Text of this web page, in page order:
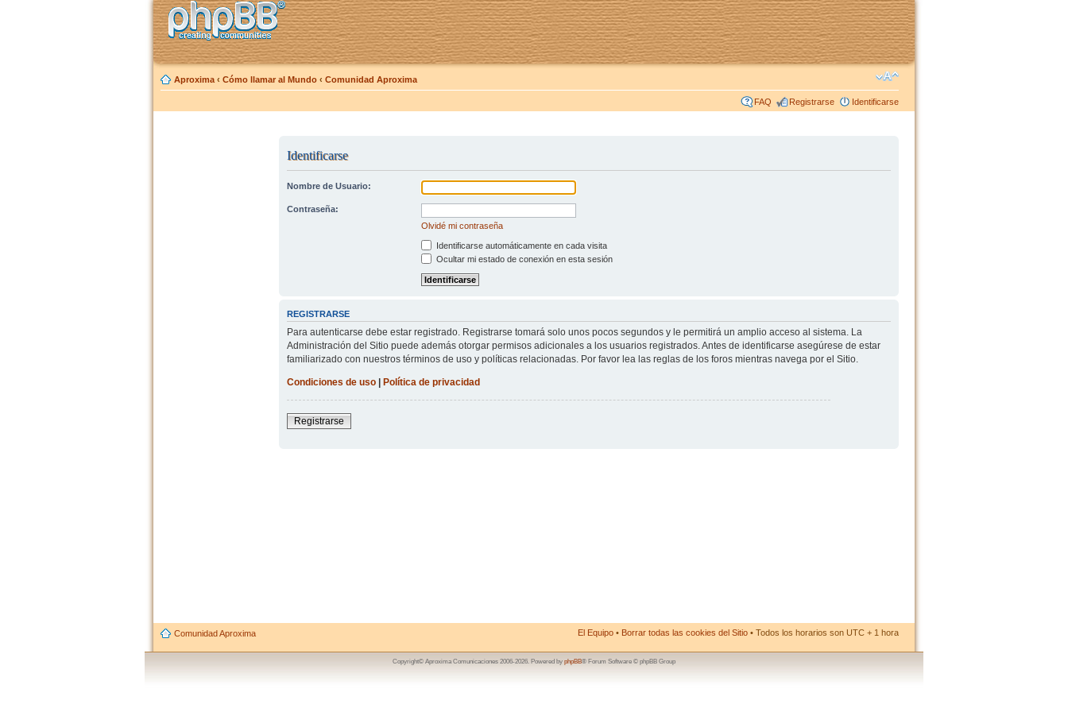
Aproxima ‹ Cómo llamar al Mundo ‹ Comunidad Aproxima
FAQ Registrarse Identificarse
Identificarse
Nombre de Usuario:
Contraseña:
Olvidé mi contraseña
Identificarse automáticamente en cada visita
Ocultar mi estado de conexión en esta sesión
REGISTRARSE
Para autenticarse debe estar registrado. Registrarse tomará solo unos pocos segundos y le permitirá un amplio acceso al sistema. La
Administración del Sitio puede además otorgar permisos adicionales a los usuarios registrados. Antes de identificarse asegúrese de estar
familiarizado con nuestros términos de uso y políticas relacionadas. Por favor lea las reglas de los foros mientras navega por el Sitio.
Condiciones de uso| Política de privacidad
Registrarse
Comunidad Aproxima El Equipo • Borrar todas las cookies del Sitio • Todos los horarios son UTC + 1 hora
Copyright© Aproxima Comunicaciones 2006-2026. Powered by phpBB® Forum Software © phpBB Group